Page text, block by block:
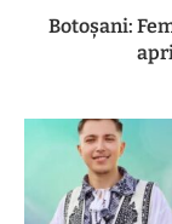
Botoşani: